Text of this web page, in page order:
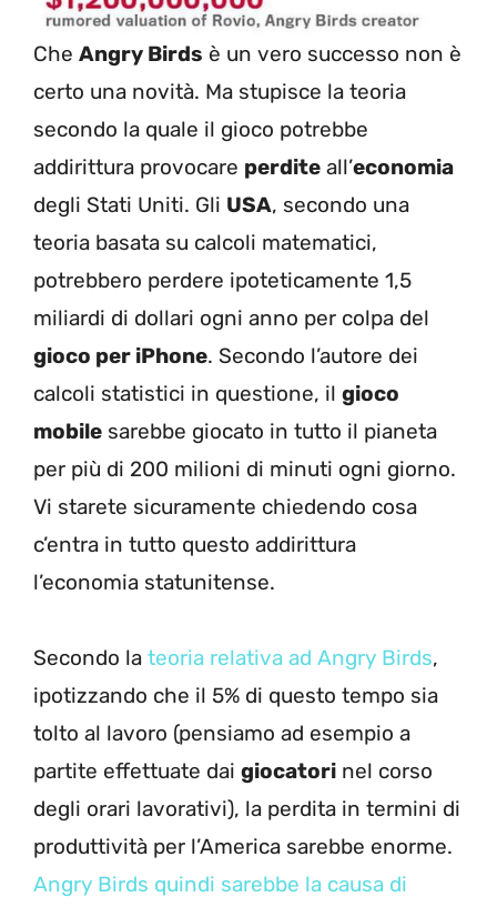
Che Angry Birds è un vero successo non è
certo una novità. Ma stupisce la teoria
secondo la quale il gioco potrebbe
addirittura provocare perdite all’economia
degli Stati Uniti. Gli USA, secondo una
teoria basata su calcoli matematici,
potrebbero perdere ipoteticamente 1,5
miliardi di dollari ogni anno per colpa del
gioco per iPhone. Secondo l’autore dei
calcoli statistici in questione, il gioco
mobile sarebbe giocato in tutto il pianeta
per più di 200 milioni di minuti ogni giorno.
Vi starete sicuramente chiedendo cosa
c’entra in tutto questo addirittura
l’economia statunitense.
Secondo la teoria relativa ad Angry Birds,
ipotizzando che il 5% di questo tempo sia
tolto al lavoro (pensiamo ad esempio a
partite effettuate dai giocatori nel corso
degli orari lavorativi), la perdita in termini di
produttività per l’America sarebbe enorme.
Angry Birds quindi sarebbe la causa di